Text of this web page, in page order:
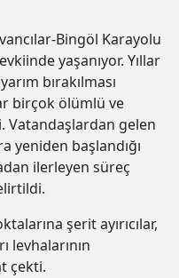
Bingöl Karayolu
yaşanıyor. Yıllar
bırakılması
birçok ölümlü ve
Vatandaşlardan gelen
yeniden başlandığı
ilerleyen süreç
şerit ayırıcılar,
levhalarının
çekti.